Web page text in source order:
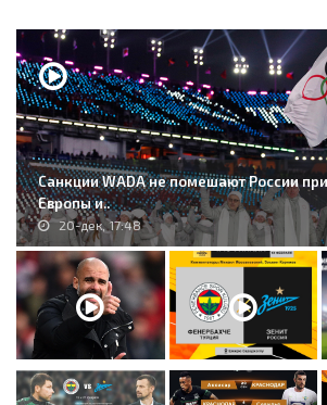
Санкции WADA не помешают России
Европы и..
20-дек, 17:48